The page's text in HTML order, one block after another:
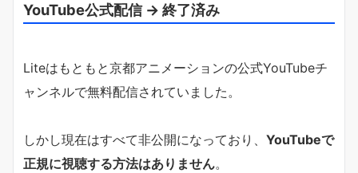
YouTube公式配信 → 終了済み
Liteはもともと京都アニメーションの公式YouTubeチ
ャンネルで無料配信されていました。
しかし現在はすべて非公開になっており、 YouTubeで
正規に視聴する方法はありません。